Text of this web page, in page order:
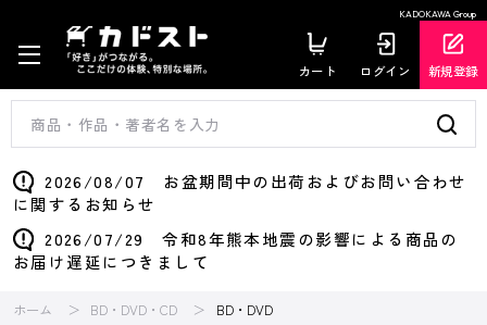
KADOKAWA Group
カート ログイン 新規登録
2026/08/07 お盆期間中の出荷およびお問い合わせ
に関するお知らせ
2026/07/29 令和8年熊本地震の影響による商品の
お届け遅延につきまして
ホーム BD・DVD・CD BD・DVD